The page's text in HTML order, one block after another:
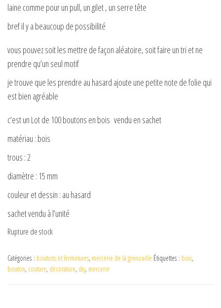
laine comme pour un pull, un gilet , un serre tête
bref il y a beaucoup de possibilité
vous pouvez soit les mettre de façon aléatoire, soit faire un tri et ne
prendre qu’un seul motif
je trouve que les prendre au hasard ajoute une petite note de folie qui
est bien agréable
c’est un Lot de 100 boutons en bois vendu en sachet
matériau : bois
trous : 2
diamètre : 15 mm
couleur et dessin : au hasard
sachet vendu à l’unité
Rupture de stock
Catégories : boutons et fermetures, mercerie de la grenouille Étiquettes : bois,
bouton, couture, décoration, diy, mercerie